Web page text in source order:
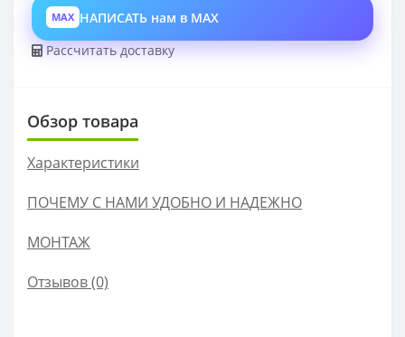
MAX НАПИСАТЬ нам в MAX
Рассчитать доставку
Обзор товара
Характеристики
ПОЧЕМУ С НАМИ УДОБНО И НАДЕЖНО
МОНТАЖ
Отзывов (0)